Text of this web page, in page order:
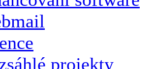
projekty